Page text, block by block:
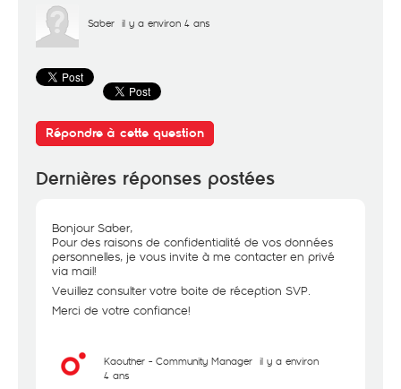
Saber il y a environ 4 ans
Répondre à cette question
Dernières réponses postées
Bonjour Saber,
Pour des raisons de confidentialité de vos données
personnelles, je vous invite à me contacter en privé
via mail!
Veuillez consulter votre boite de réception SVP.
Merci de votre confiance!
Kaouther - Community Manager il y a environ
4 ans